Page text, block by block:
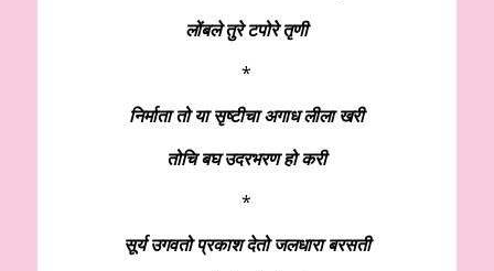
लोंबले तुरे टपोरे तृणी
*
निर्माता तो या सृष्टीचा अगाध लीला खरी
तोचि बघ उदरभरण हो करी
*
सूर्य उगवतो प्रकाश देतो जलधारा बरसती